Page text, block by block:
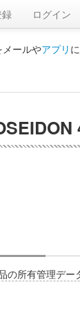
ログイン
ールやアプリ
の所有管理デー